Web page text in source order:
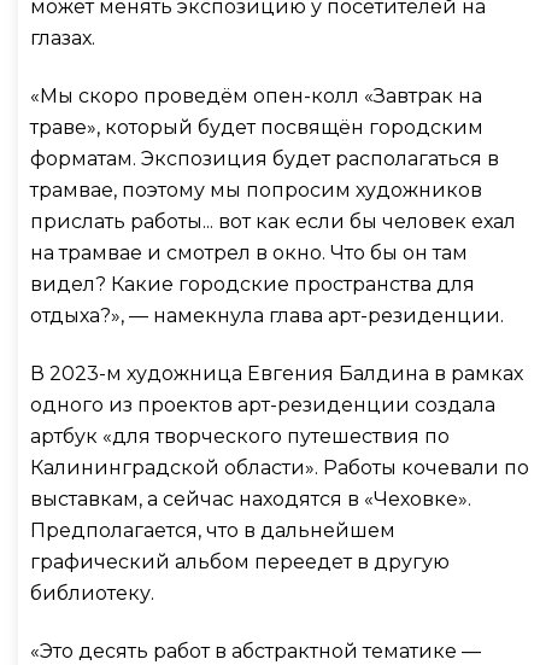
может менять экспозицию у посетителей на
глазах.
«Мы скоро проведём опен-колл «Завтрак на
траве», который будет посвящён городским
форматам. Экспозиция будет располагаться в
трамвае, поэтому мы попросим художников
прислать работы... вот как если бы человек ехал
на трамвае и смотрел в окно. Что бы он там
видел? Какие городские пространства для
отдыха?», — намекнула глава арт-резиденции.
В 2023-м художница Евгения Балдина в рамках
одного из проектов арт-резиденции создала
артбук «для творческого путешествия по
Калининградской области». Работы кочевали по
выставкам, а сейчас находятся в «Чеховке».
Предполагается, что в дальнейшем
графический альбом переедет в другую
библиотеку.
«Это десять работ в абстрактной тематике —